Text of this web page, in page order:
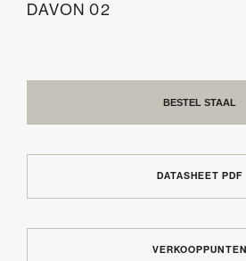
DAVON 02
BESTEL STAAL
DATASHEET PDF
VERKOOPPUNTEN